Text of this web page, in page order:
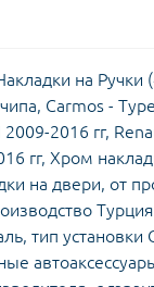
на Ручки
Carmos -
2016 гг,
гг, Хром
на двери, от
тип установки